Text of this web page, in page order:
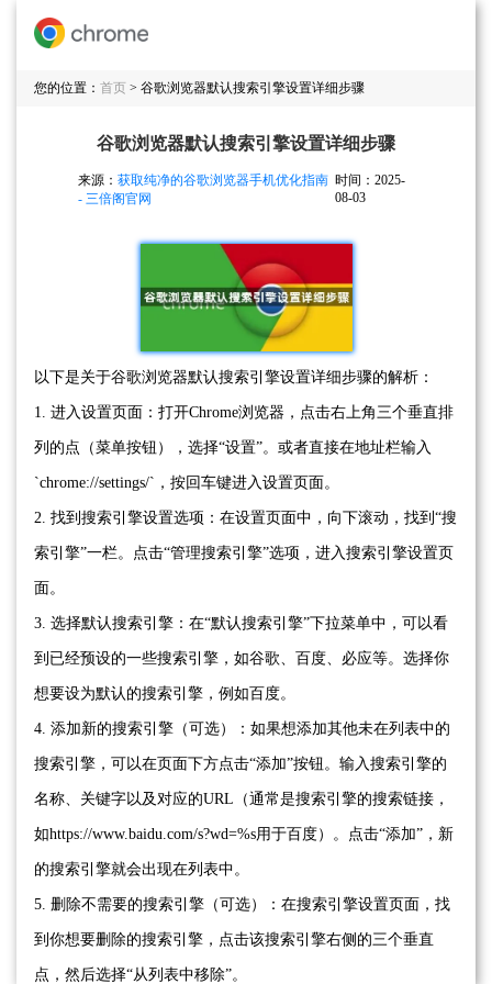
您的位置： 首页 > 谷歌浏览器默认搜索引擎设置详细步骤
谷歌浏览器默认搜索引擎设置详细步骤
来源： 获取纯净的谷歌浏览器手机优化指南
- 三倍阁官网
时间：2025-
08-03
以下是关于谷歌浏览器默认搜索引擎设置详细步骤的解析：
1. 进入设置页面：打开Chrome浏览器，点击右上角三个垂直排
列的点（菜单按钮），选择“设置”。或者直接在地址栏输入
`chrome://settings/`，按回车键进入设置页面。
2. 找到搜索引擎设置选项：在设置页面中，向下滚动，找到“搜
索引擎”一栏。点击“管理搜索引擎”选项，进入搜索引擎设置页
面。
3. 选择默认搜索引擎：在“默认搜索引擎”下拉菜单中，可以看
到已经预设的一些搜索引擎，如谷歌、百度、必应等。选择你
想要设为默认的搜索引擎，例如百度。
4. 添加新的搜索引擎（可选）：如果想添加其他未在列表中的
搜索引擎，可以在页面下方点击“添加”按钮。输入搜索引擎的
名称、关键字以及对应的URL（通常是搜索引擎的搜索链接，
如https://www.baidu.com/s?wd=%s用于百度）。点击“添加”，新
的搜索引擎就会出现在列表中。
5. 删除不需要的搜索引擎（可选）：在搜索引擎设置页面，找
到你想要删除的搜索引擎，点击该搜索引擎右侧的三个垂直
点，然后选择“从列表中移除”。